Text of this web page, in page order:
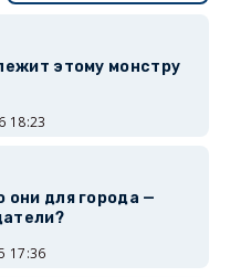
этому монстру
18:23
они для города —
17:36